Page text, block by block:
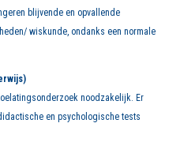
blijvende en opvallende
wiskunde, ondanks een normale
noodzakelijk. Er
en psychologische tests